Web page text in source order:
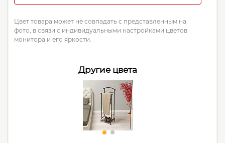
Цвет товара может не совпадать с представленным на
фото, в связи с индивидуальными настройками цветов
монитора и его яркости.
Другие цвета